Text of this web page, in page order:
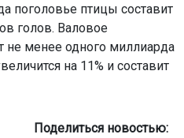
поголовье птицы составит
голов. Валовое
не менее одного миллиарда
на 11% и составит
Поделиться новостью: